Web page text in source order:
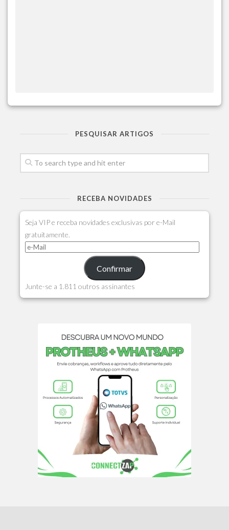
PESQUISAR ARTIGOS
RECEBA NOVIDADES
Seja VIP e receba novidades exclusivas por e-Mail
gratuitamente.
Confirmar
Junte-se a 1.811 outros assinantes